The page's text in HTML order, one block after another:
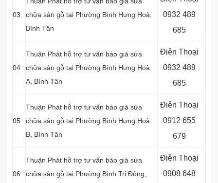
03
chữa sàn gỗ tại Phường Bình Hưng Hoà,
Bình Tân
0932 489
685
04
Thuận Phát hỗ trợ tư vấn báo giá sửa
chữa sàn gỗ tại Phường Bình Hưng Hoà
A, Bình Tân
Điện Thoại
0932 489
685
05
Thuận Phát hỗ trợ tư vấn báo giá sửa
chữa sàn gỗ tại Phường Bình Hưng Hoà
B , Bình Tân
Điện Thoại
0912 655
679
06
Thuận Phát hỗ trợ tư vấn báo giá sửa
chữa sàn gỗ tại Phường Bình Trị Đông,
Điện Thoại
0908 648